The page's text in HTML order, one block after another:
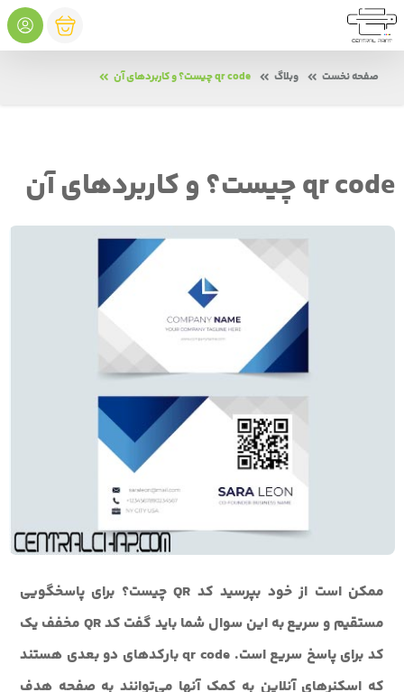
صفحه نخست وبلاگ qr code چیست؟ و کاربردهای آن
qr code چیست؟ و کاربردهای آن
ممکن است از خود بپرسید کد QR چیست؟ برای پاسخگویی
مستقیم و سریع به این سوال شما باید گفت کد QR مخفف یک
کد برای پاسخ سریع است. qr code بارکدهای دو بعدی هستند
که اسکنرهای آنلاین به کمک آنها می‌توانند به صفحه هدف